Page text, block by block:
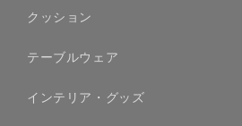
クッション
テーブルウェア
インテリア・グッズ